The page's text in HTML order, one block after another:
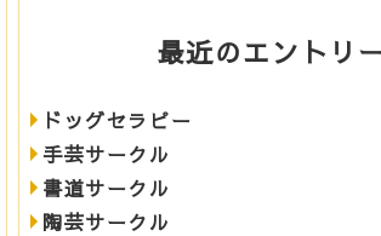
最近のエントリ
ドッグセラピー
手芸サークル
書道サークル
陶芸サークル